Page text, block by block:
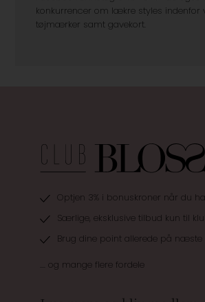
konkurrencer om lækre styles indenfor
tøjmærker samt gavekort.
Optjen 3% i bonuskroner når du
Særlige, eksklusive tilbud kun til
Brug dine point allerede på næste
.... og mange flere fordele